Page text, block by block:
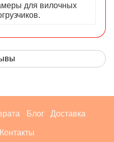
для вилочных
Блог Доставка
Контакты